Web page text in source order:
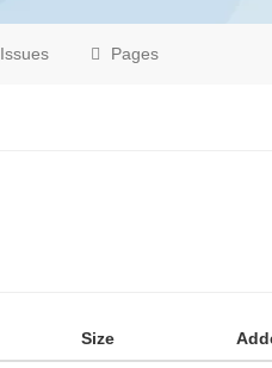
Issues Pages
Size